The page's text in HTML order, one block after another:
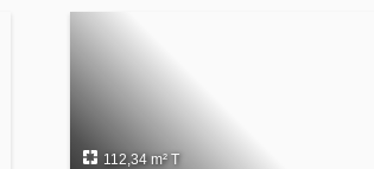
112,34 m² T